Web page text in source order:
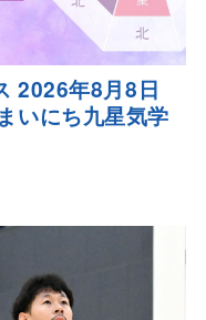
2026年8月8日
いにち九星気学